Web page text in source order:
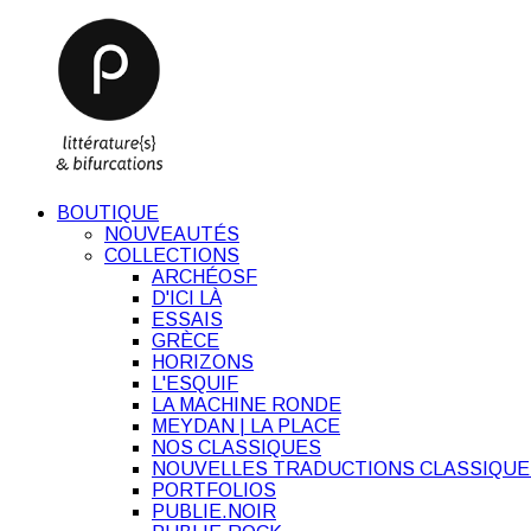
BOUTIQUE
NOUVEAUTÉS
COLLECTIONS
ARCHÉOSF
D'ICI LÀ
ESSAIS
GRÈCE
HORIZONS
L'ESQUIF
LA MACHINE RONDE
MEYDAN | LA PLACE
NOS CLASSIQUES
NOUVELLES TRADUCTIONS
PORTFOLIOS
PUBLIE.NOIR